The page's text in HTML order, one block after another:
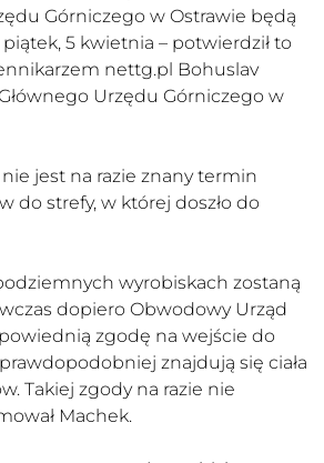
Górniczego w Ostrawie będą
5 kwietnia – potwierdził to
nettg.pl Bohuslav
Urzędu Górniczego w
nie jest na razie znany termin
do strefy, w której doszło do
wyrobiskach zostaną
dopiero Obwodowy Urząd
zgodę na wejście do
znajdują się ciała
Takiej zgody na razie nie
Machek.